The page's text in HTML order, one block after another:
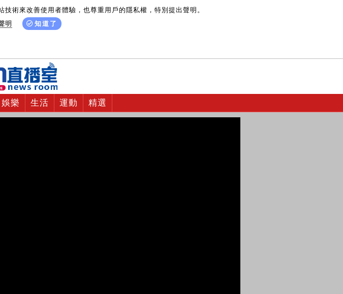
術來改善使用者體驗，也尊重用戶的隱私權，特別提出聲明。
明
知道了
娛樂 生活 運動 精選